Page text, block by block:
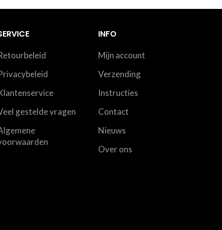
gestelde vragen
INFO
Mijn account
Verzending
Instructies
Contact
Nieuws
Over ons